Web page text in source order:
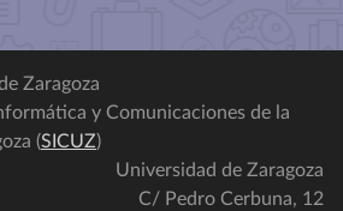
Zaragoza
y Comunicaciones de la
(SICUZ)
Universidad de Zaragoza
C/ Pedro Cerbuna, 12